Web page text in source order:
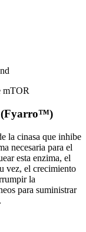
mTOR
(Fyarro™)
la cinasa que inhibe
necesaria para el
esta enzima, el
vez, el crecimiento
la
para suministrar